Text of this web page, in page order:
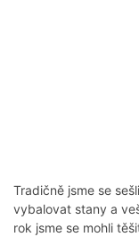
Tradičně jsme se
vybalovat stany a
rok jsme se mohli